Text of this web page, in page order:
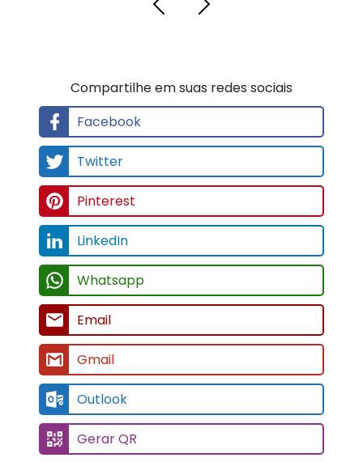
Compartilhe em suas redes sociais
Facebook
Twitter
Pinterest
LinkedIn
Whatsapp
Email
Gmail
Outlook
Gerar QR